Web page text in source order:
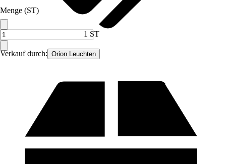
Verkauf durch: Orion Leuchten
Menge (ST)
1 ST